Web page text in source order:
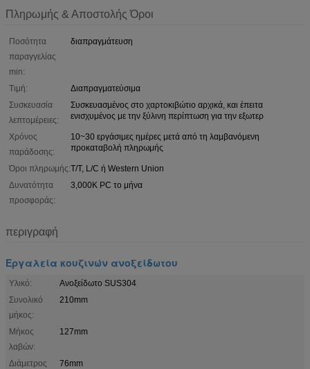
Πληρωμής & Αποστολής Όροι
Ποσότητα
παραγγελίας
min:
διαπραγμάτευση
Τιμή:
Διαπραγματεύσιμα
Συσκευασία
λεπτομέρειες:
Συσκευασμένος στο χαρτοκιβώτιο αρχικά, και έπειτα
ενισχυμένος με την ξύλινη περίπτωση για την εξωτερ
Χρόνος
παράδοσης:
10~30 εργάσιμες ημέρες μετά από τη λαμβανόμενη
προκαταβολή πληρωμής
Όροι πληρωμής:T/T, L/C ή Western Union
Δυνατότητα
προσφοράς:
3,000K PC το μήνα
περιγραφή
Εργαλεία κουζινών ανοξείδωτου
Υλικό:
Ανοξείδωτο SUS304
Συνολικό
μήκος:
210mm
Μήκος
λαβών:
127mm
Διάμετρος
76mm